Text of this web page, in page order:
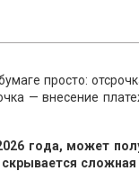
просто:
— внесение
года, может